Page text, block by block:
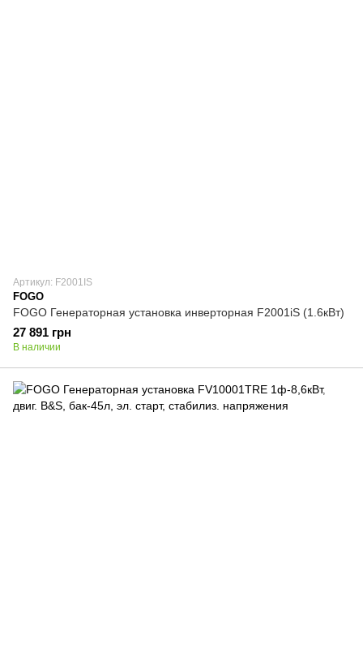
Артикул: F2001IS
FOGO
FOGO Генераторная установка инверторная F2001iS (1.6кВт)
27 891 грн
В наличии